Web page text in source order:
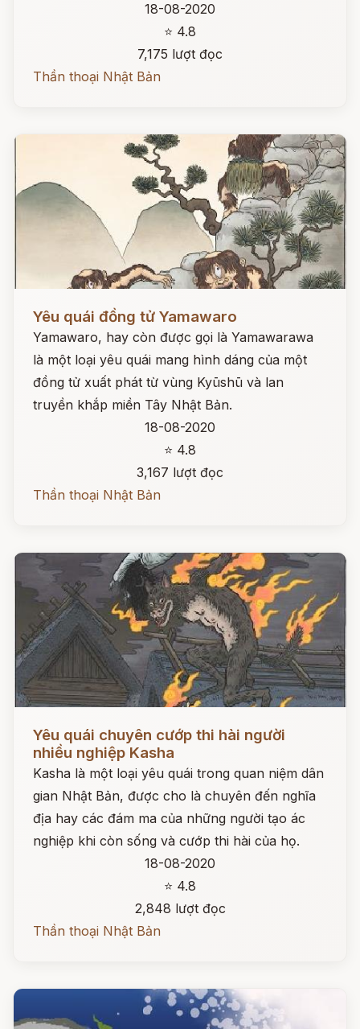
18-08-2020
⭐ 4.8
7,175 lượt đọc
Thần thoại Nhật Bản
Yêu quái đồng tử Yamawaro
Yamawaro, hay còn được gọi là Yamawarawa
là một loại yêu quái mang hình dáng của một
đồng tử xuất phát từ vùng Kyūshū và lan
truyền khắp miền Tây Nhật Bản.
18-08-2020
⭐ 4.8
3,167 lượt đọc
Thần thoại Nhật Bản
Yêu quái chuyên cướp thi hài người
nhiều nghiệp Kasha
Kasha là một loại yêu quái trong quan niệm dân
gian Nhật Bản, được cho là chuyên đến nghĩa
địa hay các đám ma của những người tạo ác
nghiệp khi còn sống và cướp thi hài của họ.
18-08-2020
⭐ 4.8
2,848 lượt đọc
Thần thoại Nhật Bản